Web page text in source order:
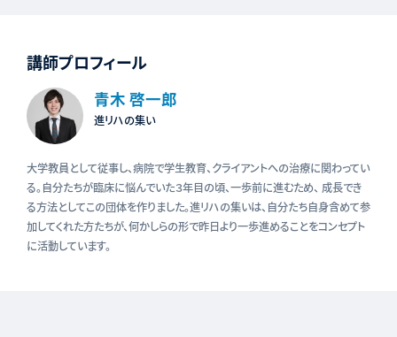
講師プロフィール
青木 啓一郎
進リハの集い
大学教員として従事し、病院で学生教育、クライアントへの治療に関わってい
る。自分たちが臨床に悩んでいた３年目の頃、一歩前に進むため、 成長でき
る方法としてこの団体を作りました。進リハの集いは、自分たち自身含めて参
加してくれた方たちが、何かしらの形で昨日より一歩進めることをコンセプト
に活動しています。